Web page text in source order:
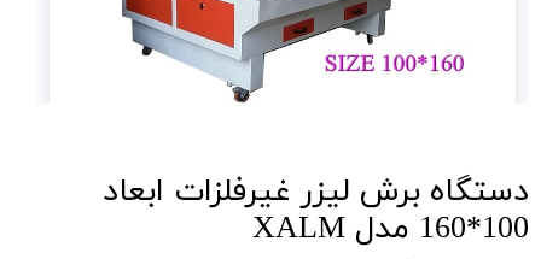
دستگاه برش لیزر غیرفلزات ابعاد
100*160 مدل XALM